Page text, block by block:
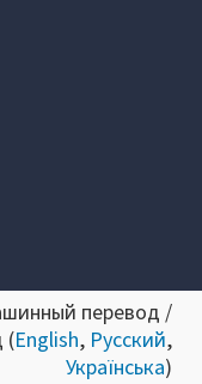
перевод /
(English, Русский,
Українська)